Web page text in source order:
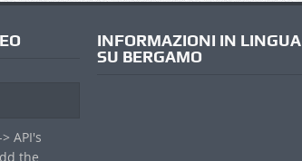
API's
the
INFORMAZIONI IN LINGUA
SU BERGAMO